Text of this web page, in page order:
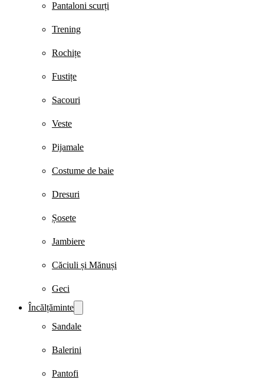
Pantaloni scurți
Trening
Rochițe
Fustițe
Sacouri
Veste
Pijamale
Costume de baie
Dresuri
Șosete
Jambiere
Căciuli și Mănuși
Geci
Încălțăminte
Sandale
Balerini
Pantofi